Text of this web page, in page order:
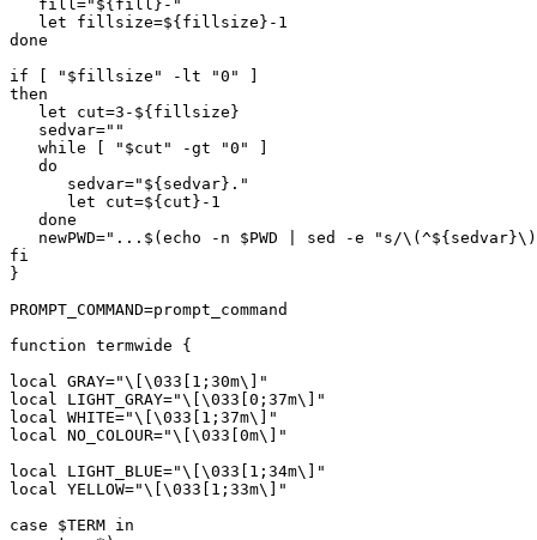
   fill="${fill}-"
   let fillsize=${fillsize}-1
done
if [ "$fillsize" -lt "0" ]
then
   let cut=3-${fillsize}
   sedvar=""
   while [ "$cut" -gt "0" ]
   do
      sedvar="${sedvar}."
      let cut=${cut}-1
   done
newPWD="...$(echo -n $PWD | sed -e "s/
fi
}
PROMPT_COMMAND=prompt_command
function termwide {
local GRAY="\[\033[1;30m\]"
local LIGHT_GRAY="\[\033[0;37m\]"
local WHITE="\[\033[1;37m\]"
local NO_COLOUR="\[\033[0m\]"
local LIGHT_BLUE="\[\033[1;34m\]"
local YELLOW="\[\033[1;33m\]"
case $TERM in